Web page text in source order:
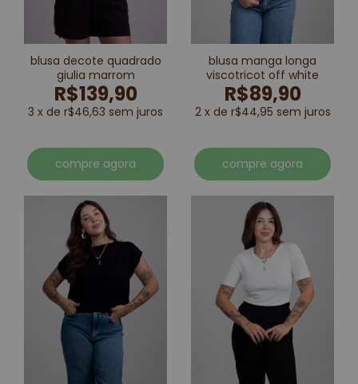
blusa decote quadrado
giulia marrom
R$139,90
3 x de r$46,63 sem juros
compre agora
blusa manga longa
viscotricot off white
R$89,90
2 x de r$44,95 sem juros
compre agora